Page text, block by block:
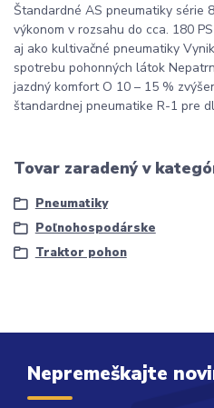
Štandardné AS pneumatiky série
výkonom v rozsahu do cca. 180
aj ako kultivačné pneumatiky
spotrebu pohonných látok
jazdný komfort O 10 – 15 %
štandardnej pneumatike R-1 pre
Tovar zaradený v
Pneumatiky
Poľnohospodárske
Traktor pohon
Nepremeškajte